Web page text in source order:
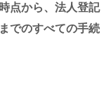
点から、法人登記
でのすべての手続